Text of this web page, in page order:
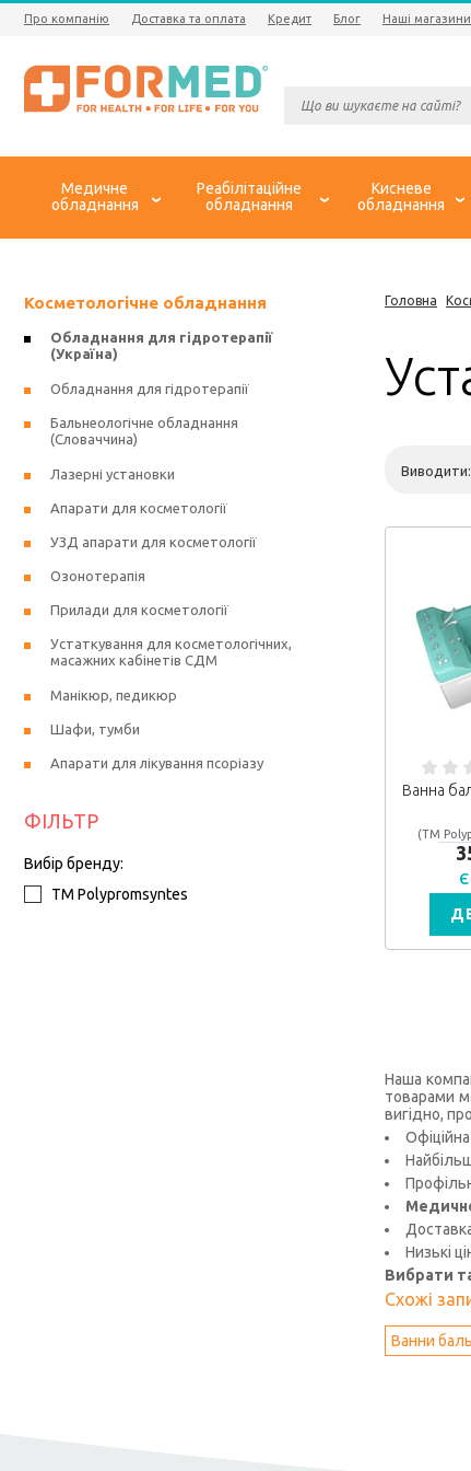
Про компанію Доставка та оплата Кредит Блог Наші
Медичне
обладнання
Реабілітаційне
обладнання
Кисневе
обладнання
Головна
Виводити:
Ванна
(ТМ
Є
Наша
товарами
вигідно,
Офіційна
Низькі
Вибрати
Схожі
Ванни
Косметологічне обладнання
Обладнання для гідротерапії
(Україна)
Обладнання для гідротерапії
Бальнеологічне обладнання
(Словаччина)
Лазерні установки
Апарати для косметології
УЗД апарати для косметології
Озонотерапія
Прилади для косметології
Устаткування для косметологічних,
масажних кабінетів СДМ
Манікюр, педикюр
Шафи, тумби
Апарати для лікування псоріазу
ФІЛЬТР
Вибір бренду:
ТМ Polypromsyntes